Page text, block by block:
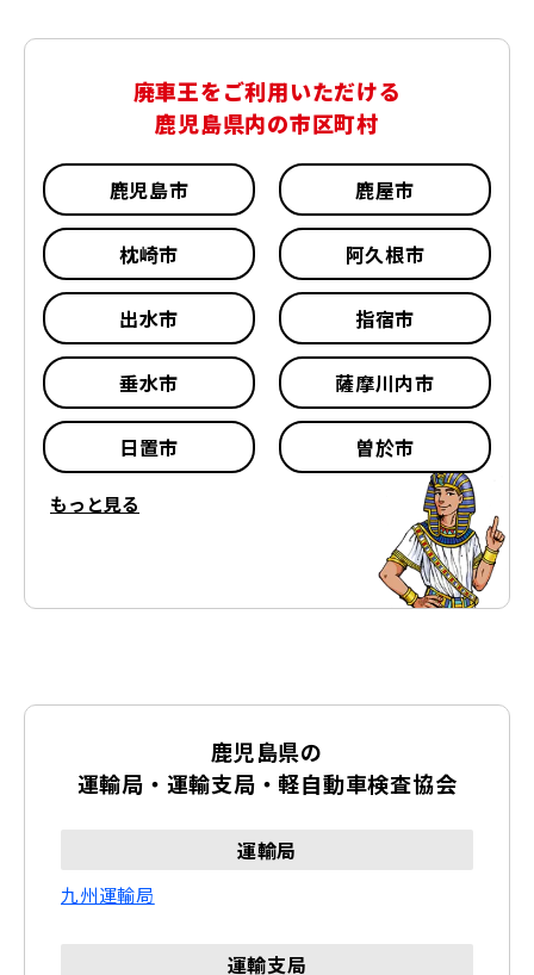
廃車王をご利用いただける
鹿児島県内の市区町村
鹿児島市 鹿屋市
枕崎市 阿久根市
出水市 指宿市
垂水市 薩摩川内市
日置市 曽於市
霧島市 いちき串木野市
志布志市
姶良市 薩摩郡 さつま町
出水郡 長島町 姶良郡 湧水町
肝属郡 錦江町
もっと見る
鹿児島県の
運輸局・運輸支局・軽自動車検査協会
運輸局
九州運輸局
運輸支局